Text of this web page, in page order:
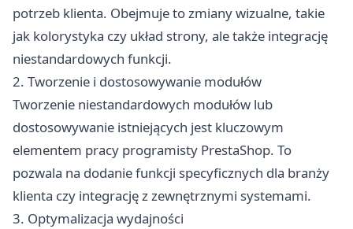
potrzeb klienta. Obejmuje to zmiany wizualne, takie
jak kolorystyka czy układ strony, ale także integrację
niestandardowych funkcji.
2. Tworzenie i dostosowywanie modułów
Tworzenie niestandardowych modułów lub
dostosowywanie istniejących jest kluczowym
elementem pracy programisty PrestaShop. To
pozwala na dodanie funkcji specyficznych dla branży
klienta czy integrację z zewnętrznymi systemami.
3. Optymalizacja wydajności